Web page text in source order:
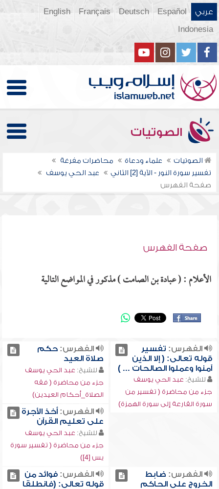
عربي Español
Deutsch
Français
English
Indonesia
الصوتيات
الصوتيات علماء ودعاة
محاضرات مفرغة
تفسير سورة النور - الآية [2] الثاني
عبد الحي يوسف
صفحة الفهرس
صفحة الفهرس
الأعلام : ( عبادة بن الصامت ) مذكور في المواضع التالية
الفهرس: تفسير
قوله تعالى: ( إلا الذين
آمنوا وعملوا الصالحات ... )
للشيخ: عبد الحي يوسف
جزء من محاضرة ( تفسير من
سورة القارعة إلى سورة الهمزة)
الفهرس:حكم
صلاة العيد
للشيخ: عبد الحي يوسف
جزء من محاضرة ( فقه
الصلاة_أحكام العيدين)
الفهرس:أخذ الأجرة
على تعليم القرآن
للشيخ: عبد الحي يوسف
جزء من محاضرة ( تفسير سورة
يس [4])
الفهرس: ضابط
الخروج على الحاكم
الفهرس:فوائد من
قوله تعالى: (فانطلقا